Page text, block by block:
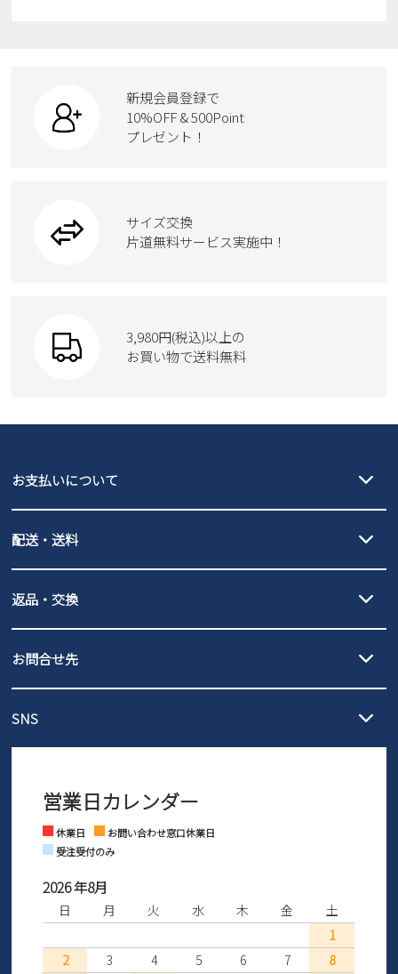
カジュアルシューズ
ワークシューズ
ウェア
moz
ローファー
ブーツ
Parade
GAP
スクール
new balance
瞬足
ボディバッグ
ハンドバッグ
トートバッグ
ケア用品
新規会員登録で
10%OFF & 500Point
プレゼント！
サイズ交換
片道無料サービス実施中！
3,980円(税込)以上の
お買い物で送料無料
お支払いについて
PayPay（オンライン決済）、代金引換のご利用が可能です。
配送・送料
北海道・本州・四国・九州…550円
3,980円（税込）以上お買い上げで送料無料
発送日・送料詳細については
ご利用ください。
全国一律…220円（税込）
発送日・送料詳細についてはご利用ガイドを
ご利用ください。
返品・交換
の片道無料サービスを実施中！
ントとしても安心してご利用いただけるよう、サイズ交換の受付期
さい。
お問合せ先
営業時間：11時～17時
※土日祝はお問い合わせ窓口休業日となります。
SNS
Facebook Instagram
営業日カレンダー
休業日
お問い合わせ窓口休業日
受注受付のみ
2026 年8月
日 月 火 水 木 金
土
1
2
3 4 5 6 7
8